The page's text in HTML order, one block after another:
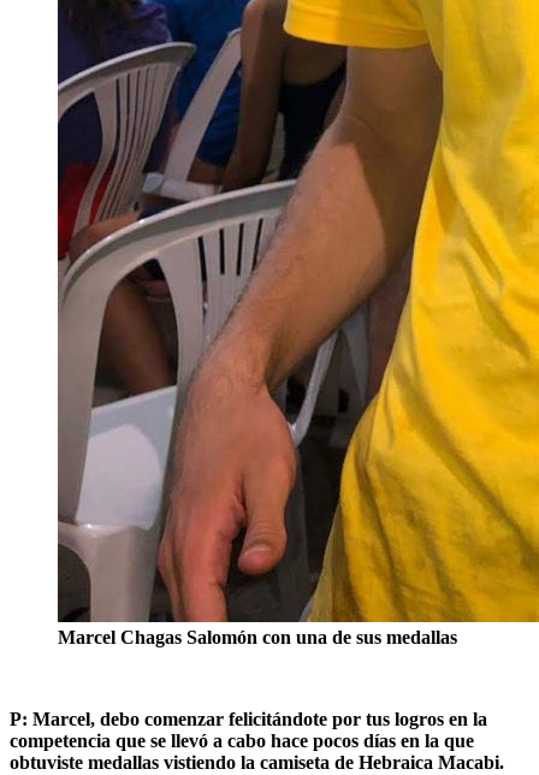
Marcel Chagas Salomón con una de sus medallas
P: Marcel, debo comenzar felicitándote por tus logros en la
competencia que se llevó a cabo hace pocos días en la que
obtuviste medallas vistiendo la camiseta de Hebraica Macabi.